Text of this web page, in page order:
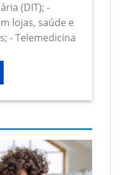
(DIT); -
lojas, saúde e
- Telemedicina